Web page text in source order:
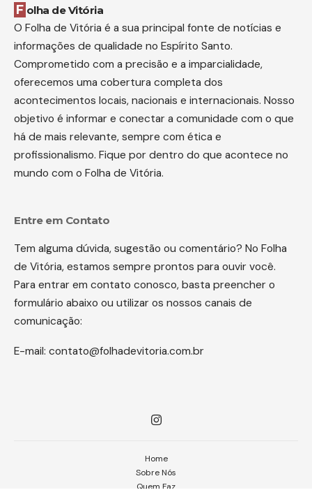
Folha de Vitória
O Folha de Vitória é a sua principal fonte de notícias e
informações de qualidade no Espírito Santo.
Comprometido com a precisão e a imparcialidade,
oferecemos uma cobertura completa dos
acontecimentos locais, nacionais e internacionais. Nosso
objetivo é informar e conectar a comunidade com o que
há de mais relevante, sempre com ética e
profissionalismo. Fique por dentro do que acontece no
mundo com o Folha de Vitória.
Entre em Contato
Tem alguma dúvida, sugestão ou comentário? No Folha
de Vitória, estamos sempre prontos para ouvir você.
Para entrar em contato conosco, basta preencher o
formulário abaixo ou utilizar os nossos canais de
comunicação:
E-mail: contato@folhadevitoria.com.br
Home
Sobre Nós
Quem Faz